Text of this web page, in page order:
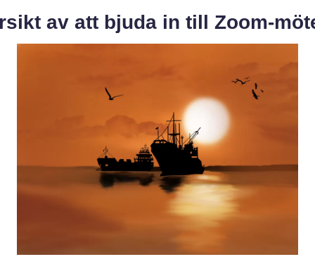
av att bjuda in till Zoom-